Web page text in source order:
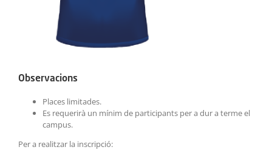
Observacions
Places limitades.
Es requerirà un mínim de participants per a dur a terme el
campus.
Per a realitzar la inscripció: